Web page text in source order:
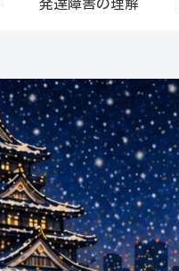
発達障害の理解